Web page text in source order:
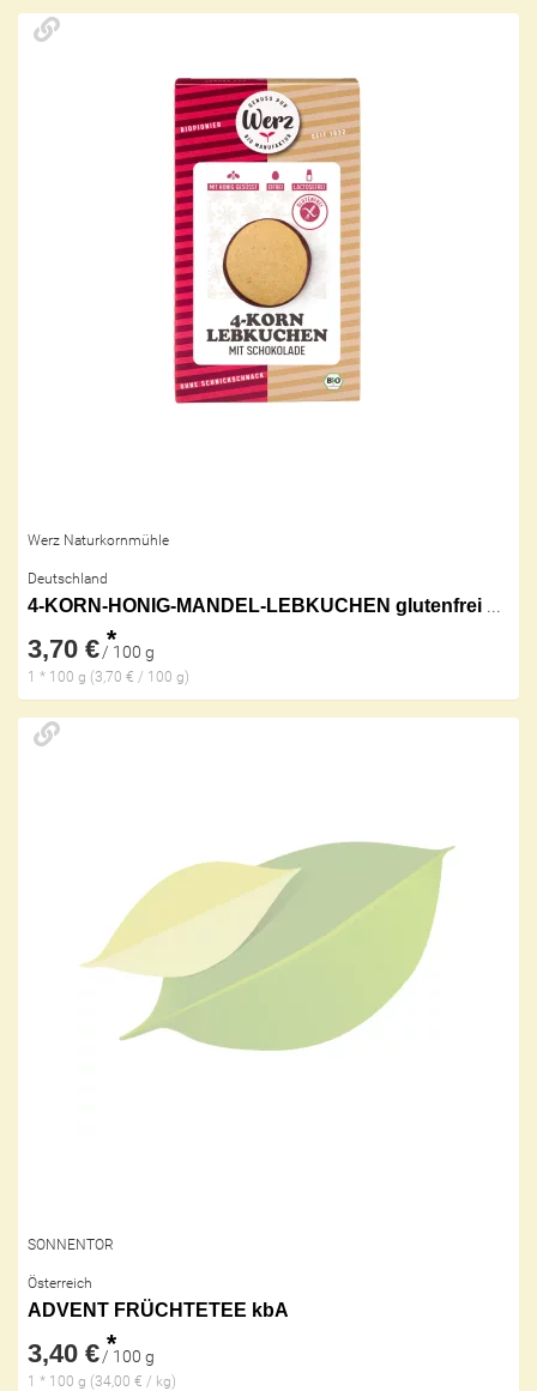
Werz Naturkornmühle
Deutschland
4-KORN-HONIG-MANDEL-LEBKUCHEN glutenfrei kbA
3,70 € *
/ 100 g
1 * 100 g (3,70 € / 100 g)
SONNENTOR
Österreich
ADVENT FRÜCHTETEE kbA
3,40 € *
/ 100 g
1 * 100 g (34,00 € / kg)